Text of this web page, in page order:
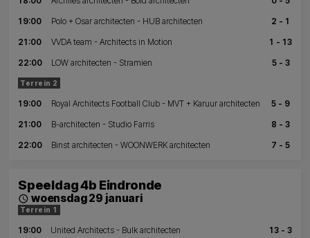
19:00
Polo + Osar architecten - HUB architecten
2 - 1
21:00
VVDA team - Architects in Motion
1 - 13
22:00
LOW architecten - Stramien 5 - 3
Terrein 2
19:00 Royal Architects Football Club - MVT + Karuur architecten
5 - 9
21:00
B-architecten - Studio Farris
8 - 3
22:00
Binst architecten - WOONWERK architecten 7 - 5
Speeldag 4b Eindronde
schedule woensdag 29 januari
Terrein 1
19:00 United Architects - Bulk architecten 13 - 3